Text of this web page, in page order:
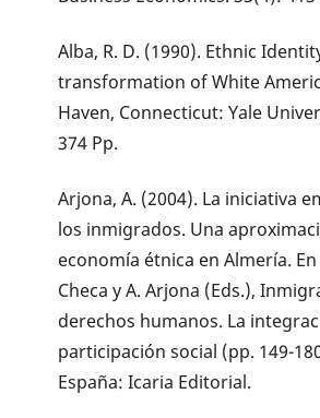
Alba, R. D. (1990). Ethnic
transformation of White
Haven, Connecticut: Yale
374 Pp.
Arjona, A. (2004). La iniciativa
los inmigrados. Una
economía étnica en Almería. En
Checa y A. Arjona (Eds.),
derechos humanos. La
participación social (pp. 149-
España: Icaria Editorial.